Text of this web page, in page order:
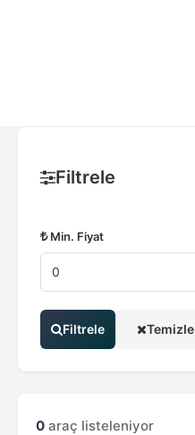
Filtrele
Min. Fiyat
Filtrele Temizle
0 araç listeleniyor